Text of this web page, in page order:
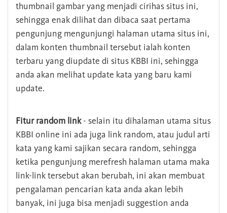
thumbnail gambar yang menjadi cirihas situs ini,
sehingga enak dilihat dan dibaca saat pertama
pengunjung mengunjungi halaman utama situs ini,
dalam konten thumbnail tersebut ialah konten
terbaru yang diupdate di situs KBBI ini, sehingga
anda akan melihat update kata yang baru kami
update.
Fitur random link- selain itu dihalaman utama situs
KBBI online ini ada juga link random, atau judul arti
kata yang kami sajikan secara random, sehingga
ketika pengunjung merefresh halaman utama maka
link-link tersebut akan berubah, ini akan membuat
pengalaman pencarian kata anda akan lebih
banyak, ini juga bisa menjadi suggestion anda